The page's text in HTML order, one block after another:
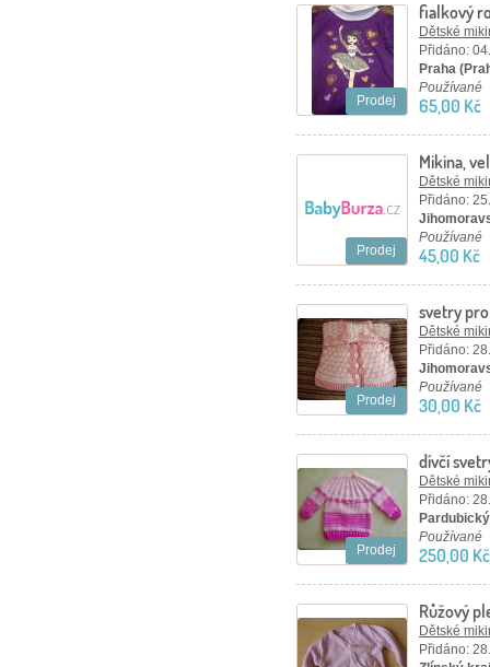
Prodej
fialkový
Dětské
Přidáno:
Praha
Používané
65,00 Kč
Prodej
Mikina,
Dětské
Přidáno:
Používané
45,00 Kč
Prodej
svetry
Dětské
Přidáno:
Používané
30,00 Kč
Prodej
dívčí
Dětské
Přidáno:
Používané
250,00 Kč
Růžový
Dětské
Přidáno: